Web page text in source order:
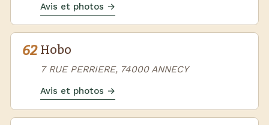
Avis et photos →
62 Hobo
7 RUE PERRIERE, 74000 ANNECY
Avis et photos →